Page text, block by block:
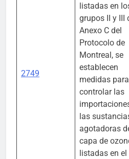
2749
listadas en
grupos II y III
Anexo C del
Protocolo de
Montreal, se
establecen
medidas para
controlar las
las
agotadoras
capa de
listadas en el